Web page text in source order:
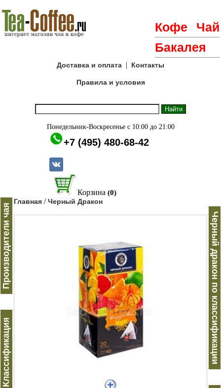
Кофе
Чай
Бакалея
Доставка и оплата | Контакты
Правила и условия
Понедельник-Воскресенье с 10:00 до 21:00
+7 (495) 480-68-42
Корзина (0)
Производители чая
Классификация
Главная /Черный Дракон
Черный дракон по классификации